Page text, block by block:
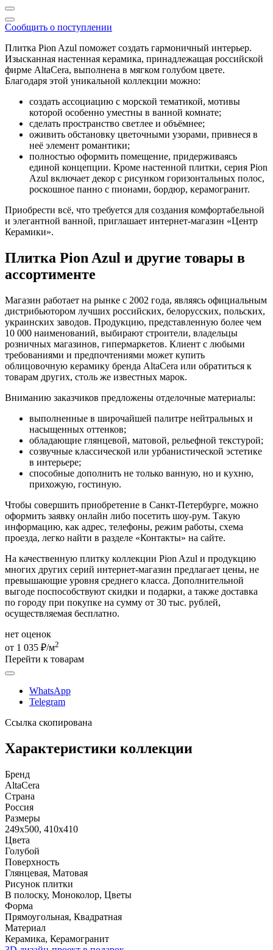
Сообщить о поступлении
Плитка Pion Azul поможет создать гармоничный интерьер.
Изысканная настенная керамика, принадлежащая российской
фирме AltaCera, выполнена в мягком голубом цвете.
Благодаря этой уникальной коллекции можно:
создать ассоциацию с морской тематикой, мотивы
которой особенно уместны в ванной комнате;
сделать пространство светлее и объёмнее;
оживить обстановку цветочными узорами, привнеся в
неё элемент романтики;
полностью оформить помещение, придерживаясь
единой концепции. Кроме настенной плитки, серия Pion
Azul включает декор с рисунком горизонтальных полос,
роскошное панно с пионами, бордюр, керамогранит.
Приобрести всё, что требуется для создания комфортабельной
и элегантной ванной, приглашает интернет-магазин «Центр
Керамики».
Плитка Pion Azul и другие товары в
ассортименте
Магазин работает на рынке с 2002 года, являясь официальным
дистрибьютором лучших российских, белорусских, польских,
украинских заводов. Продукцию, представленную более чем
10 000 наименований, выбирают строители, владельцы
розничных магазинов, гипермаркетов. Клиент с любыми
требованиями и предпочтениями может купить
облицовочную керамику бренда AltaCera или обратиться к
товарам других, столь же известных марок.
Вниманию заказчиков предложены отделочные материалы:
выполненные в широчайшей палитре нейтральных и
насыщенных оттенков;
обладающие глянцевой, матовой, рельефной текстурой;
созвучные классической или урбанистической эстетике
в интерьере;
способные дополнить не только ванную, но и кухню,
прихожую, гостиную.
Чтобы совершить приобретение в Санкт-Петербурге, можно
оформить заявку онлайн либо посетить шоу-рум. Такую
информацию, как адрес, телефоны, режим работы, схема
проезда, легко найти в разделе «Контакты» на сайте.
На качественную плитку коллекции Pion Azul и продукцию
многих других серий интернет-магазин предлагает цены, не
превышающие уровня среднего класса. Дополнительной
выгоде поспособствуют скидки и подарки, а также доставка
по городу при покупке на сумму от 30 тыс. рублей,
осуществляемая бесплатно.
нет оценок
от 1 035 ₽/м2
Перейти к товарам
WhatsApp
Telegram
Ссылка скопирована
Характеристики коллекции
Бренд
AltaCera
Страна
Россия
Размеры
249x500, 410x410
Цвета
Голубой
Поверхность
Глянцевая, Матовая
Рисунок плитки
В полоску, Моноколор, Цветы
Форма
Прямоугольная, Квадратная
Материал
Керамика, Керамогранит